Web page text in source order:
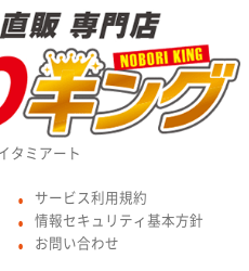
タミアート
● サービス利用規約
● 情報セキュリティ基本方針
● お問い合わせ